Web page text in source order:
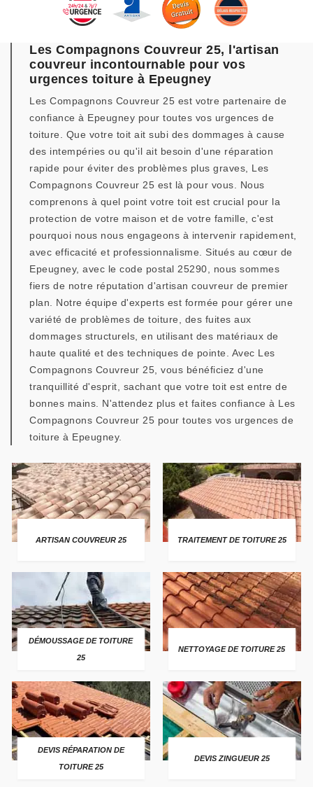
Les Compagnons Couvreur 25, l'artisan
couvreur incontournable pour vos
urgences toiture à Epeugney
Les Compagnons Couvreur 25 est votre partenaire de
confiance à Epeugney pour toutes vos urgences de
toiture. Que votre toit ait subi des dommages à cause
des intempéries ou qu'il ait besoin d'une réparation
rapide pour éviter des problèmes plus graves, Les
Compagnons Couvreur 25 est là pour vous. Nous
comprenons à quel point votre toit est crucial pour la
protection de votre maison et de votre famille, c'est
pourquoi nous nous engageons à intervenir rapidement,
avec efficacité et professionnalisme. Situés au cœur de
Epeugney, avec le code postal 25290, nous sommes
fiers de notre réputation d'artisan couvreur de premier
plan. Notre équipe d'experts est formée pour gérer une
variété de problèmes de toiture, des fuites aux
dommages structurels, en utilisant des matériaux de
haute qualité et des techniques de pointe. Avec Les
Compagnons Couvreur 25, vous bénéficiez d'une
tranquillité d'esprit, sachant que votre toit est entre de
bonnes mains. N'attendez plus et faites confiance à Les
Compagnons Couvreur 25 pour toutes vos urgences de
toiture à Epeugney.
ARTISAN COUVREUR 25 TRAITEMENT DE TOITURE 25
DÉMOUSSAGE DE TOITURE
25
NETTOYAGE DE TOITURE 25
DEVIS RÉPARATION DE
TOITURE 25
DEVIS ZINGUEUR 25